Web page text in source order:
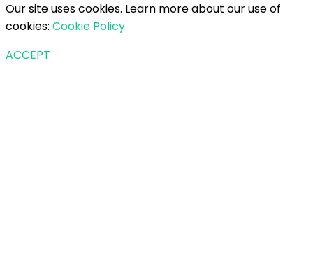
Our site uses cookies. Learn more about our use of
cookies: Cookie Policy
ACCEPT